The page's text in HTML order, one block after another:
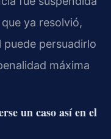
ya resolvió,
persuadirlo
máxima
un caso así en el